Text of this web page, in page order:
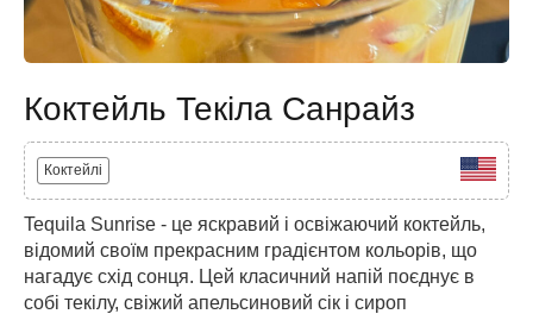
Коктейль Текіла Санрайз
Коктейлі
Tequila Sunrise - це яскравий і освіжаючий коктейль,
відомий своїм прекрасним градієнтом кольорів, що
нагадує схід сонця. Цей класичний напій поєднує в
собі текілу, свіжий апельсиновий сік і сироп